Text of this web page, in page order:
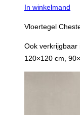
In winkelmand
Vloertegel
Ook verkrijgbaar
120×120 cm,